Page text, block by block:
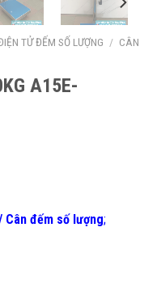
TỬ ĐẾM SỐ LƯỢNG / CÂN
A15E-
đếm số lượng;